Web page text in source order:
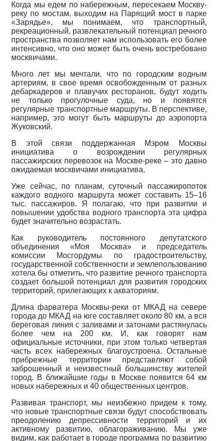
Когда мы едем по набережным, пересекаем Москву-
реку по мостам, выходим на Парящий мост в парке
«Зарядье», мы понимаем, что транспортный,
рекреационный, развлекательный потенциал речного
пространства позволяет нам использовать его более
интенсивно, что оно может быть очень востребовано
москвичами.
Много лет мы мечтали, что по городским водным
артериям, в свое время освобожденным от разных
дебаркадеров и плавучих ресторанов, будут ходить
не только прогулочные суда, но и появятся
регулярные транспортные маршруты. В перспективе,
например, это могут быть маршруты до аэропорта
Жуковский.
В этой связи поддержанная Мэром Москвы
инициатива о возрождении регулярных
пассажирских перевозок на Москве-реке – это давно
ожидаемая москвичами инициатива.
Уже сейчас, по планам, суточный пассажиропоток
каждого водного маршрута может составить 15–16
тыс. пассажиров. Я полагаю, что при развитии и
повышении удобства водного транспорта эта цифра
будет значительно возрастать.
Как руководитель постоянного депутатского
объединения «Моя Москва» и председатель
комиссии Мосгордумы по градостроительству,
государственной собственности и землепользованию
хотела бы отметить, что развитие речного транспорта
создает большой потенциал для развития городских
территорий, прилегающих к акваториям.
Длина фарватера Москвы-реки от МКАД на севере
города до МКАД на юге составляет около 80 км, а вся
береговая линия с заливами и затонами растянулась
более чем на 200 км. И, как говорят нам
официальные источники, при этом только четвертая
часть всех набережных благоустроена. Остальные
прибрежные территории представляют собой
заброшенный и неизвестный большинству жителей
город. В ближайшие годы в Москве появится 64 км
новых набережных и 40 общественных центров.
Развивая транспорт, мы неизбежно придем к тому,
что новые транспортные связи будут способствовать
преодолению депрессивности территорий и их
активному развитию, облагораживанию. Мы уже
видим, как работает в городе программа по развитию